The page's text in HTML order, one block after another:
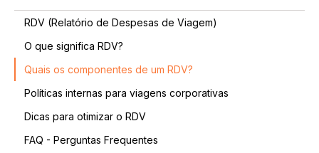
RDV (Relatório de Despesas de Viagem)
O que significa RDV?
Quais os componentes de um RDV?
Políticas internas para viagens corporativas
Dicas para otimizar o RDV
FAQ - Perguntas Frequentes